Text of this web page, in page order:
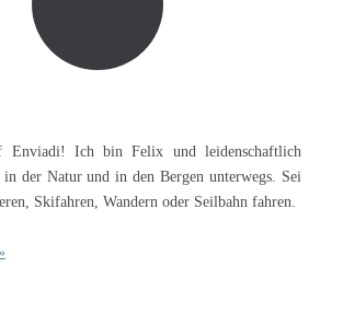
Enviadi! Ich bin Felix und leidenschaftlich
in der Natur und in den Bergen unterwegs. Sei
Skifahren, Wandern oder Seilbahn fahren.